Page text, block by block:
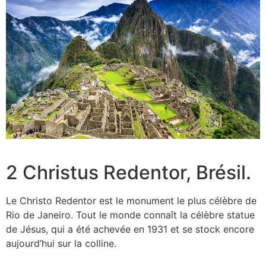
2 Christus Redentor, Brésil.
Le Christo Redentor est le monument le plus célèbre de
Rio de Janeiro. Tout le monde connaît la célèbre statue
de Jésus, qui a été achevée en 1931 et se stock encore
aujourd’hui sur la colline.